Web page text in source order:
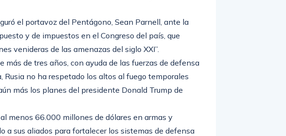
el portavoz del Pentágono, Sean Parnell, ante la
y de impuestos en el Congreso del país, que
venideras de las amenazas del siglo XXI”.
de tres años, con ayuda de las fuerzas de defensa
no ha respetado los altos al fuego temporales
más los planes del presidente Donald Trump de
menos 66.000 millones de dólares en armas y
sus aliados para fortalecer los sistemas de defensa